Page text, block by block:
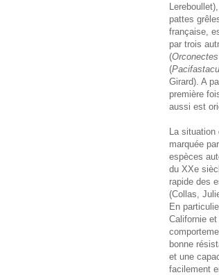
pattes
française,
par trois
(
(
Girard). A
première
aussi est
La
marquée
espèces
du XXe
rapide des
(Collas,
En
Californie
bonne
et une
facilement